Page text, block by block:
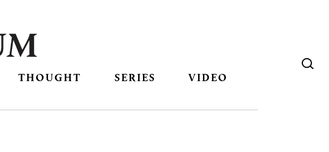
THOUGHT SERIES VIDEO